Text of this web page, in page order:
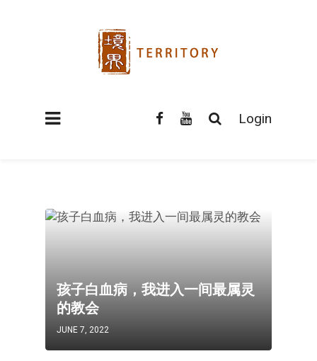
Login
孩子白血病，我进入一间最属灵
的教会
JUNE 7, 2022